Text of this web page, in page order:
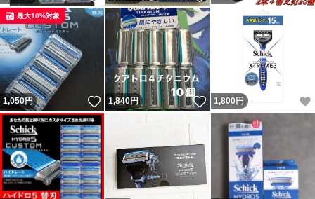
1,050円 いいね！
最大10%対象
1,840円 いいね！
1,800 円